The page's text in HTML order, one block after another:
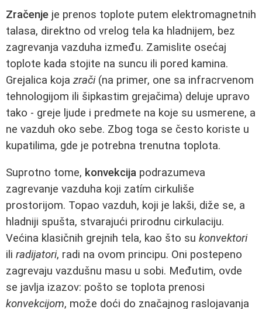
Zračenje je prenos toplote putem elektromagnetnih
talasa, direktno od vrelog tela ka hladnijem, bez
zagrevanja vazduha između. Zamislite osećaj
toplote kada stojite na suncu ili pored kamina.
Grejalica koja zrači(na primer, one sa infracrvenom
tehnologijom ili šipkastim grejačima) deluje upravo
tako - greje ljude i predmete na koje su usmerene, a
ne vazduh oko sebe. Zbog toga se često koriste u
kupatilima, gde je potrebna trenutna toplota.
Suprotno tome, konvekcija podrazumeva
zagrevanje vazduha koji zatím cirkuliše
prostorijom. Topao vazduh, koji je lakši, diže se, a
hladniji spušta, stvarajući prirodnu cirkulaciju.
Većina klasičnih grejnih tela, kao što su konvektori
ili radijatori, radi na ovom principu. Oni postepeno
zagrevaju vazdušnu masu u sobi. Međutim, ovde
se javlja izazov: pošto se toplota prenosi
konvekcijom, može doći do značajnog raslojavanja